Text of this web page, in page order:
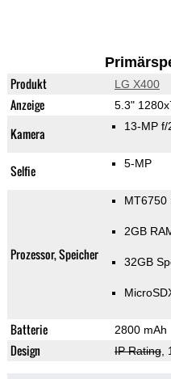
Produkt LG X400
Anzeige 5.3"
Kamera 13-MP f/
Selfie 5-MP
Prozessor, Speicher
MT6750
2GB
32GB
Batterie 2800 mAh
Design IP Rating,